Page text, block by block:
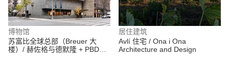
博物馆
苏富比全球总部（Breuer 大
楼）/ 赫佐格与德默隆 + PBDW
居住建筑
Avlí 住宅 / Ona i Ona
Architecture and Design